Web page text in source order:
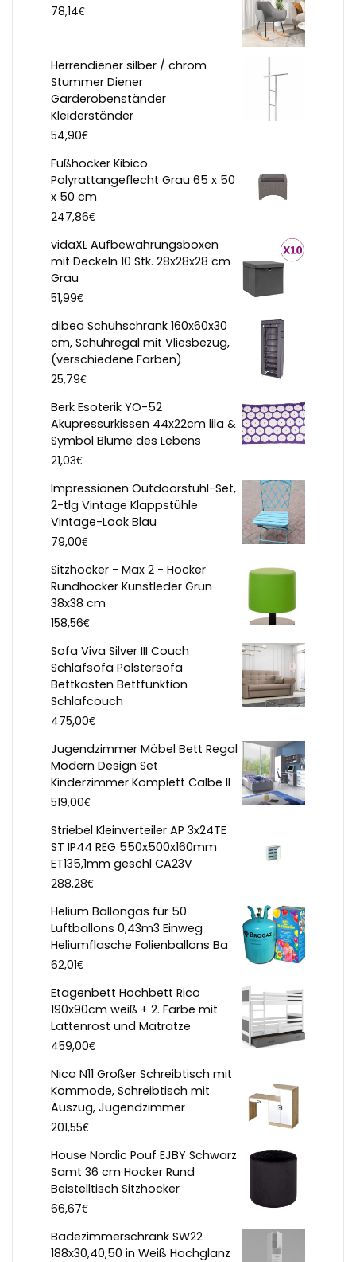
78,14€
Herrendiener silber / chrom
Stummer Diener
Garderobenständer
Kleiderständer
54,90€
Fußhocker Kibico
Polyrattangeflecht Grau 65 x 50
x 50 cm
247,86€
vidaXL Aufbewahrungsboxen
mit Deckeln 10 Stk. 28x28x28 cm
Grau
51,99€
dibea Schuhschrank 160x60x30
cm, Schuhregal mit Vliesbezug,
(verschiedene Farben)
25,79€
Berk Esoterik YO-52
Akupressurkissen 44x22cm lila &
Symbol Blume des Lebens
21,03€
Impressionen Outdoorstuhl-Set,
2-tlg Vintage Klappstühle
Vintage-Look Blau
79,00€
Sitzhocker - Max 2 - Hocker
Rundhocker Kunstleder Grün
38x38 cm
158,56€
Sofa Viva Silver III Couch
Schlafsofa Polstersofa
Bettkasten Bettfunktion
Schlafcouch
475,00€
Jugendzimmer Möbel Bett Regal
Modern Design Set
Kinderzimmer Komplett Calbe II
519,00€
Striebel Kleinverteiler AP 3x24TE
ST IP44 REG 550x500x160mm
ET135,1mm geschl CA23V
288,28€
Helium Ballongas für 50
Luftballons 0,43m3 Einweg
Heliumflasche Folienballons Ba
62,01€
Etagenbett Hochbett Rico
190x90cm weiß + 2. Farbe mit
Lattenrost und Matratze
459,00€
Nico N11 Großer Schreibtisch mit
Kommode, Schreibtisch mit
Auszug, Jugendzimmer
201,55€
House Nordic Pouf EJBY Schwarz
Samt 36 cm Hocker Rund
Beistelltisch Sitzhocker
66,67€
Badezimmerschrank SW22
188x30,40,50 in Weiß Hochglanz